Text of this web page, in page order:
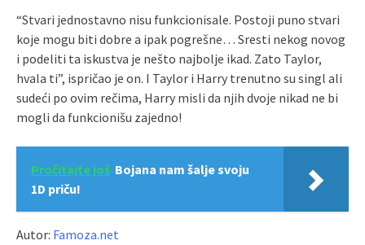
“Stvari jednostavno nisu funkcionisale. Postoji puno stvari
koje mogu biti dobre a ipak pogrešne… Sresti nekog novog
i podeliti ta iskustva je nešto najbolje ikad. Zato Taylor,
hvala ti”, ispričao je on. I Taylor i Harry trenutno su singl ali
sudeći po ovim rečima, Harry misli da njih dvoje nikad ne bi
mogli da funkcionišu zajedno!
Pročitajte još Bojana nam šalje svoju
1D priču!
Autor: Famoza.net